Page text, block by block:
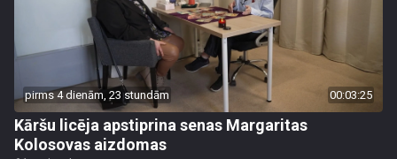
pirms 4 dienām, 23 stundām 00:03:25
Kāršu licēja apstiprina senas Margaritas
Kolosovas aizdomas